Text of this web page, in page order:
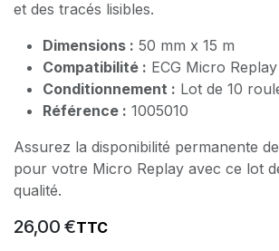
et des tracés lisibles.
Dimensions : 50 mm x 15 m
Compatibilité : ECG Micro Replay
Conditionnement : Lot de 10
Référence : 1005010
Assurez la disponibilité permanente
pour votre Micro Replay avec ce lot
qualité.
26,00 €TTC